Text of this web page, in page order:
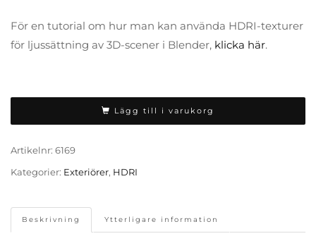
För en tutorial om hur man kan använda HDRI-texturer
för ljussättning av 3D-scener i Blender, klicka här.
Lägg till i varukorg
Artikelnr: 6169
Kategorier: Exteriörer, HDRI
Beskrivning Ytterligare information